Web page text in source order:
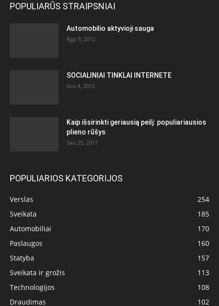
POPULIARŪS STRAIPSNIAI
Automobilio aktyvioji sauga
Rgp 9, 2012
SOCIALINIAI TINKLAI INTERNETE
Gru 4, 2012
Kaip išsirinkti geriausią peilį: populiariausios
plieno rūšys
Sau 25, 2017
POPULIARIOS KATEGORIJOS
Verslas
254
Sveikata
185
Automobiliai
170
Paslaugos
160
Statyba
157
Sveikata ir grožis
113
Technologijos
108
Draudimas
102